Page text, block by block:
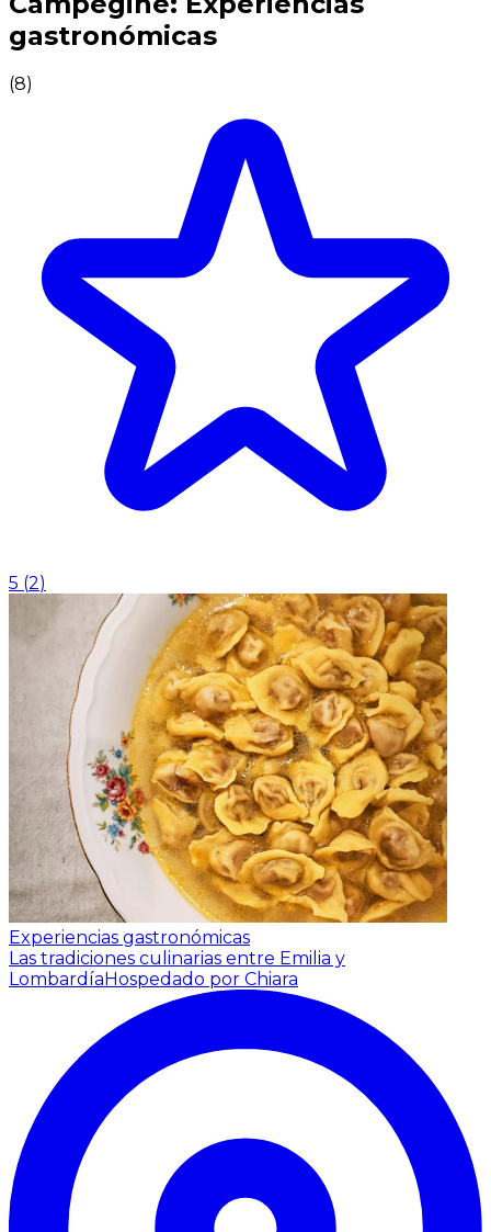
gastronómicas
(8)
5 (2)
Experiencias gastronómicas
Las tradiciones culinarias entre Emilia y
LombardíaHospedado por Chiara